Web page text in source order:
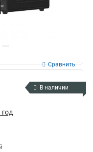
Сравнить
В наличии
год